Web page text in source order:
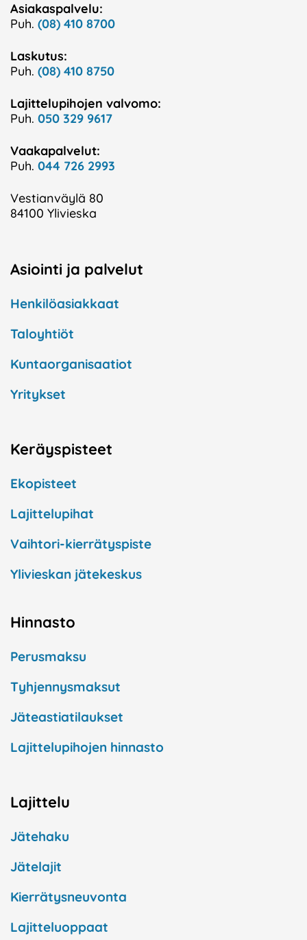
Asiakaspalvelu:
Puh. (08) 410 8700
Laskutus:
Puh. (08) 410 8750
Lajittelupihojen valvomo:
Puh. 050 329 9617
Vaakapalvelut:
Puh. 044 726 2993
Vestianväylä 80
84100 Ylivieska
Asiointi ja palvelut
Henkilöasiakkaat
Taloyhtiöt
Kuntaorganisaatiot
Yritykset
Keräyspisteet
Ekopisteet
Lajittelupihat
Vaihtori-kierrätyspiste
Ylivieskan jätekeskus
Hinnasto
Perusmaksu
Tyhjennysmaksut
Jäteastiatilaukset
Lajittelupihojen hinnasto
Lajittelu
Jätehaku
Jätelajit
Kierrätysneuvonta
Lajitteluoppaat